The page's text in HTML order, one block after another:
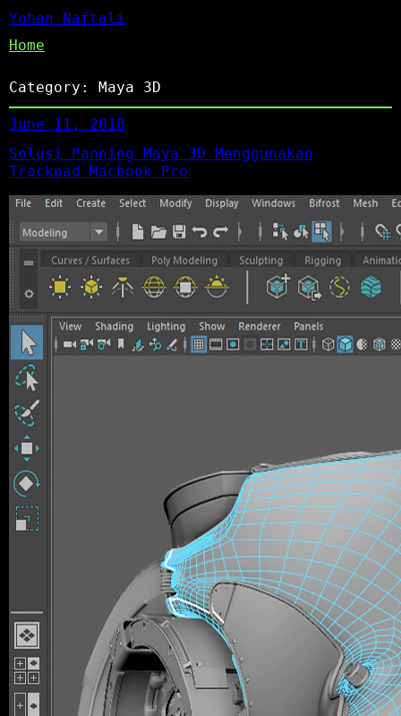
Yohan Naftali
Home
Category: Maya 3D
June 11, 2018
Solusi Panning Maya 3D Menggunakan
Trackpad Macbook Pro